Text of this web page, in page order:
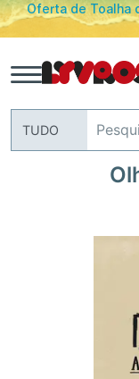
Oferta de Toalha
TUDO